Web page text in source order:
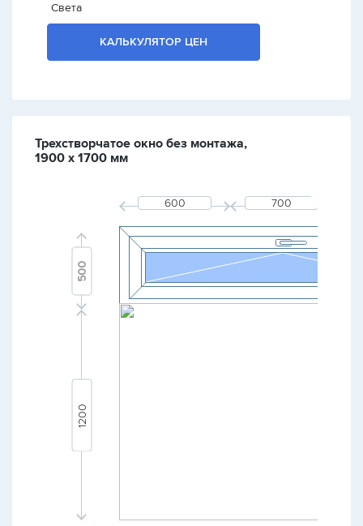
Света
КАЛЬКУЛЯТОР ЦЕН
Трехстворчатое окно без монтажа,
1900 х 1700 мм